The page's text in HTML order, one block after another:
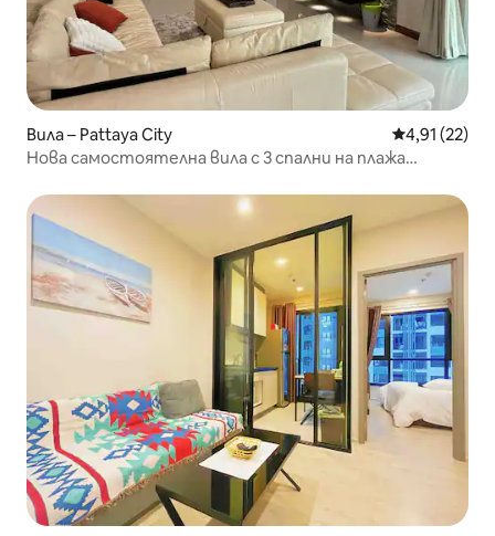
Вила – Pattaya City Средна
4,91 (22)
Нова самостоятелна вила с 3 спални на плажа
автобусната спирка на летище Банкок! 25-метров
голям басейн!